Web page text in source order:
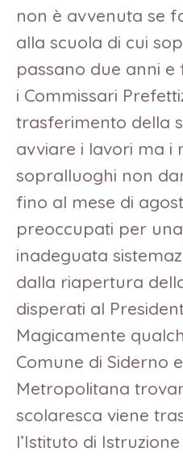
non è avvenuta se
alla scuola di cui
passano due anni e
i Commissari
trasferimento della
avviare i lavori ma i
sopralluoghi non
fino al mese di
preoccupati per
inadeguata
dalla riapertura
disperati al
Magicamente
Comune di Siderno
Metropolitana
scolaresca viene
l’Istituto di